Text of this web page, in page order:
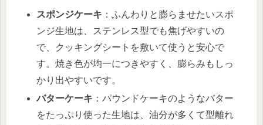
スポンジケーキ ：ふんわりと膨らませたいスポ
ンジ生地は、ステンレス型でも焦げやすいの
で、クッキングシートを敷いて使うと安心で
す。焼き色が均一につきやすく、膨らみもしっ
かり出やすいです。
バターケーキ ：パウンドケーキのようなバター
をたっぷり使った生地は、油分が多くて型離れ